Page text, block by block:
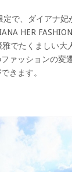
定で、ダイアナ妃
HER
でたくましい大
ァッションの変
きます。